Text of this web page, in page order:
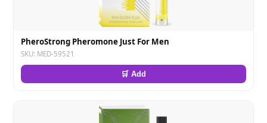
PheroStrong Pheromone Just For Men
SKU: MED-59521
🛒 Add